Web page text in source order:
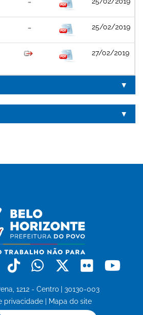
25/02/2019
27/02/2019
LinkedinTiktokWhatsapp
X Flickr
1212 - Centro | 30130-003
privacidade
Mapa do site